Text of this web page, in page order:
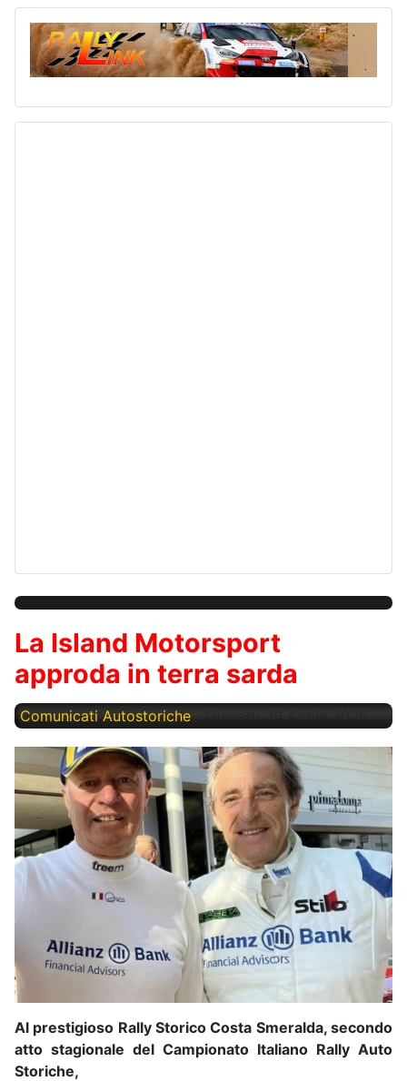
La Island Motorsport
approda in terra sarda
Comunicati Autostoriche Giovedì, 10 Aprile 2025
Al prestigioso Rally Storico Costa Smeralda, secondo
atto stagionale del Campionato Italiano Rally Auto
Storiche,